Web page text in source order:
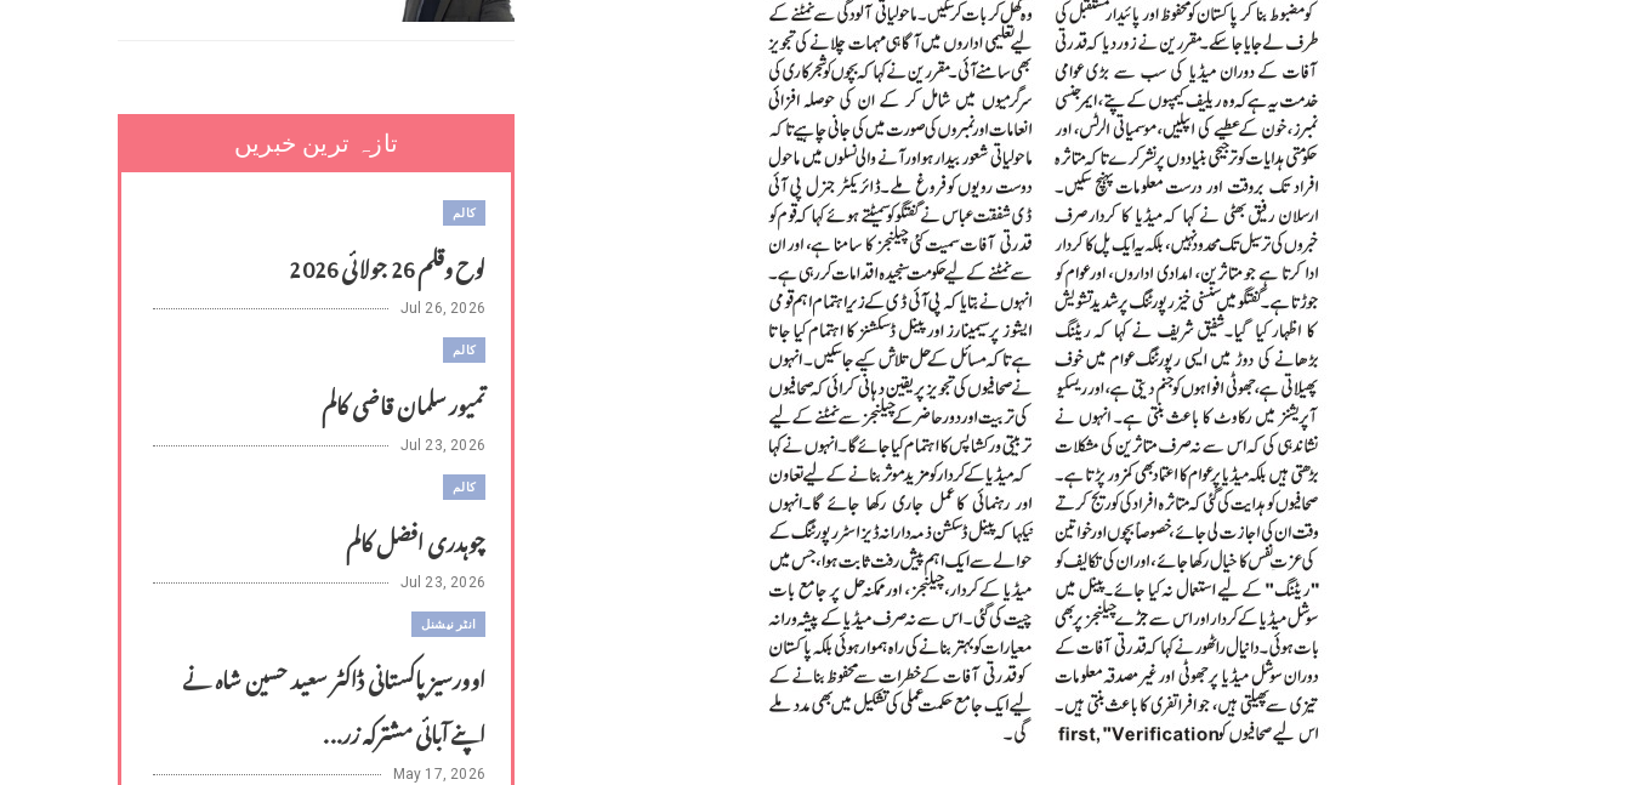
تازہ ترین خبریں
کالم
لوح وقلم 26 جولائی 2026
Jul 26, 2026
کالم
تمیور سلمان قاضی کالم
Jul 23, 2026
کالم
چوہدری افضل کالم
Jul 23, 2026
انٹر نیشنل
اوورسیز پاکستانی ڈاکٹر سعید حسین شاہ نے
اپنے آبائی مشترکہ زر...
May 17, 2026